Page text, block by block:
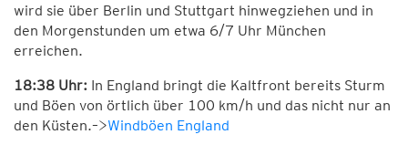
wird sie über Berlin und Stuttgart hinwegziehen und in
den Morgenstunden um etwa 6/7 Uhr München
erreichen.
18:38 Uhr: In England bringt die Kaltfront bereits Sturm
und Böen von örtlich über 100 km/h und das nicht nur an
den Küsten.–>Windböen England